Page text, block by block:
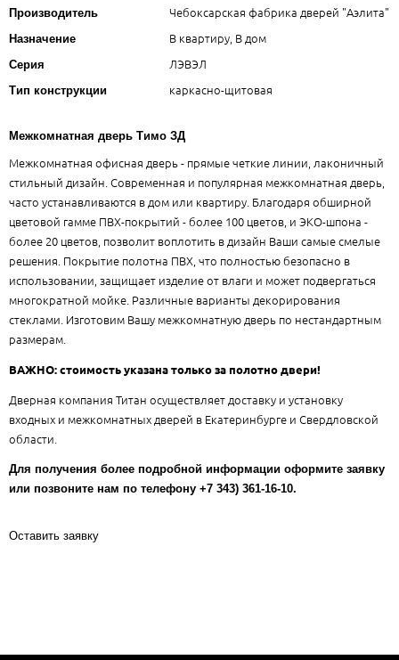
Производитель Чебоксарская фабрика дверей "Аэлита"
Назначение В квартиру, В дом
Серия ЛЭВЭЛ
Тип конструкции каркасно-щитовая
Межкомнатная дверь Тимо ЗД
Межкомнатная офисная дверь - прямые четкие линии, лаконичный
стильный дизайн. Современная и популярная межкомнатная дверь,
часто устанавливаются в дом или квартиру. Благодаря обширной
цветовой гамме ПВХ-покрытий - более 100 цветов, и ЭКО-шпона -
более 20 цветов, позволит воплотить в дизайн Ваши самые смелые
решения. Покрытие полотна ПВХ, что полностью безопасно в
использовании, защищает изделие от влаги и может подвергаться
многократной мойке. Различные варианты декорирования
стеклами. Изготовим Вашу межкомнатную дверь по нестандартным
размерам.
ВАЖНО: стоимость указана только за полотно двери!
Дверная компания Титан осуществляет доставку и установку
входных и межкомнатных дверей в Екатеринбурге и Свердловской
области.
Для получения более подробной информации оформите заявку
или позвоните нам по телефону +7 343) 361-16-10.
Оставить заявку